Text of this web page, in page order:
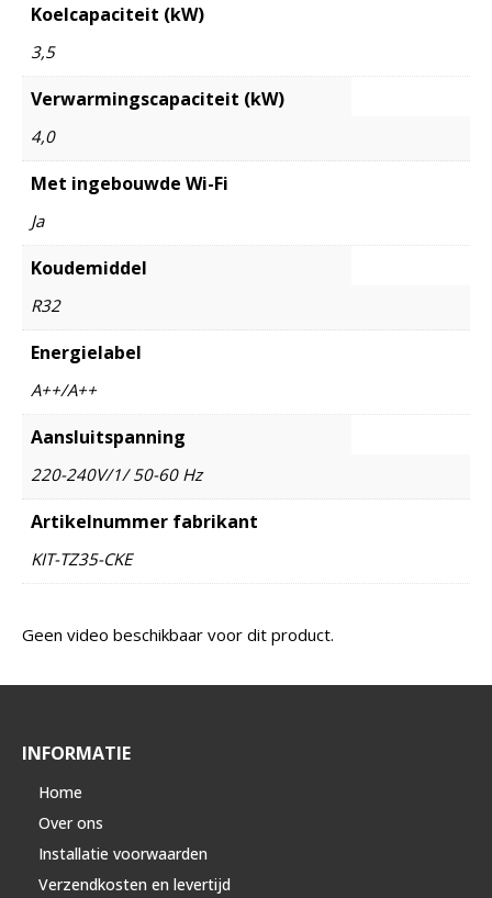
Koelcapaciteit (kW)
3,5
Verwarmingscapaciteit (kW)
4,0
Met ingebouwde Wi-Fi
Ja
Koudemiddel
R32
Energielabel
A++/A++
Aansluitspanning
220-240V/1/ 50-60 Hz
Artikelnummer fabrikant
KIT-TZ35-CKE
Geen video beschikbaar voor dit product.
INFORMATIE
Home
Over ons
Installatie voorwaarden
Verzendkosten en levertijd